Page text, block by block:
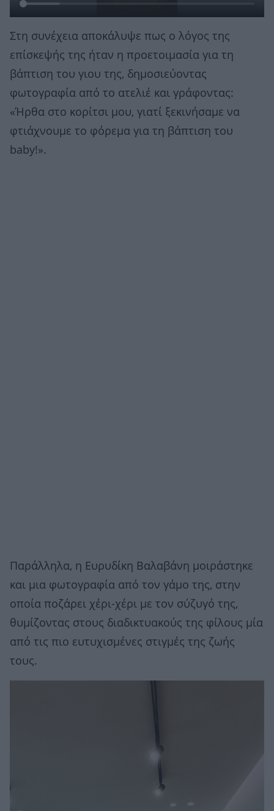
Στη συνέχεια αποκάλυψε πως ο λόγος της
επίσκεψής της ήταν η προετοιμασία για τη
βάπτιση του γιου της, δημοσιεύοντας
φωτογραφία από το ατελιέ και γράφοντας:
«Ήρθα στο κορίτσι μου, γιατί ξεκινήσαμε να
φτιάχνουμε το φόρεμα για τη βάπτιση του
baby!».
Παράλληλα, η Ευρυδίκη Βαλαβάνη μοιράστηκε
και μια φωτογραφία από τον γάμο της, στην
οποία ποζάρει χέρι-χέρι με τον σύζυγό της,
θυμίζοντας στους διαδικτυακούς της φίλους μία
από τις πιο ευτυχισμένες στιγμές της ζωής
τους.